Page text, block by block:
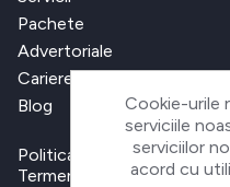
Pachete
Advertoriale
Cariere
Blog
Politica de
Termeni și condiții
Cookie-urile
serviciile
serviciilor
acord cu